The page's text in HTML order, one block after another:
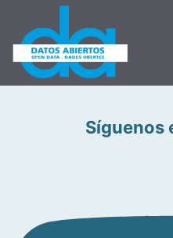
Síguenos